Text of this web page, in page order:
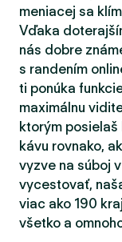
meniacej sa
Vďaka
nás dobre
s randením
ti ponúka
maximálnu
ktorým posielaš
kávu rovnako,
vyzve na súboj
vycestovať,
viac ako 190
všetko a